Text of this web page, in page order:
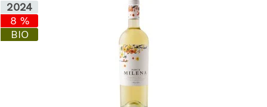
2024
8 %
BIO